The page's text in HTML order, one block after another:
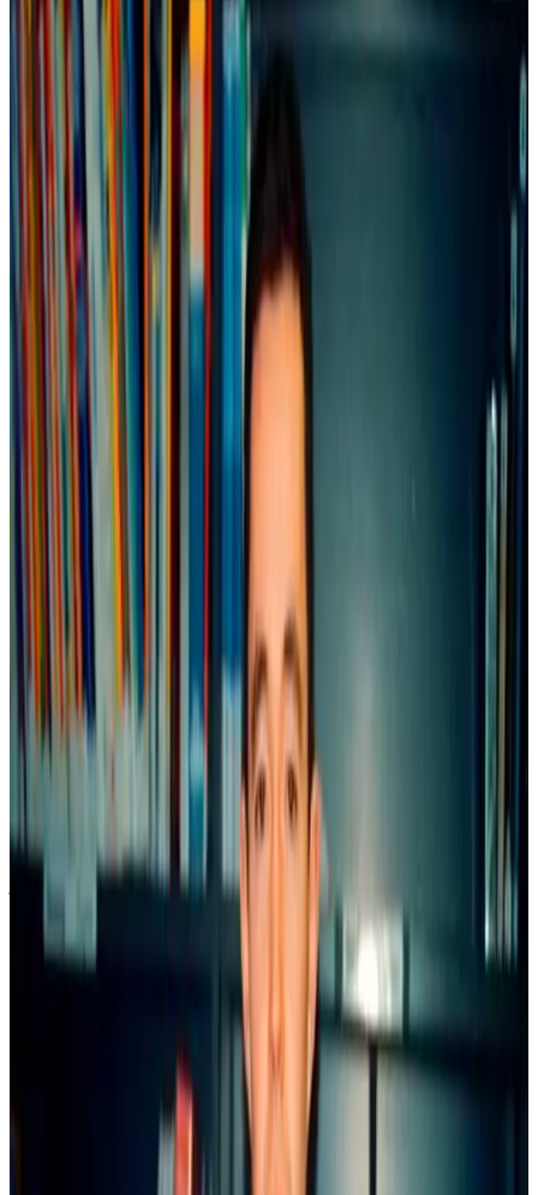
Berzh en devoa graet albom kentañ Boulig & Billig "Sell 'ta !" troet
e brezhoneg - ar 25vet e galleg avat - gant tud ar c'hevredad
"Bannoù-heol", kement ha ken bihan ken o deus lakaet e-barzh o
soñj treiñ un all c'hoazh. Ha n'eo ket forzh peseurt hini pa'z eo gwir
eo an hini diwezhañ deuet er-maez eus ti Dargaud : an 28vet, "Ar
pevar amzer".
Ur c'hevredad eo, savet dindan lezenn 1901, krouet e miz Genver
1999 gant Arno Elegoed hag e vreur Padrig. Pal o c'hevredad a zo
sevel levrioù evit plijadur ar vugale a oar lenn, e brezhoneg evel-
just. Un tammig evel bandennoù-treset Keit vimp bev gant
heuliadoù Buddy Longway, Yakari hag An Here gant heuliad Tintin,
daou di-embann brudet war al levrioù evit ar vugale.
Soñjal a ra da Arno ha da Badrig ne vo graet james a-walc'h a
levrioù e brezhoneg. Setu e reont o seizh gwellañ evit lakaat levrioù
all c'hoazh etre daouarn ar re yaouank.
Ne c'haller prenañ al levrioù nemet dre urzhiañ anezho e ti Bannoù-
heol avat, 140, straed Pont-'n-Abad, 29000 Kemper, pe war ar
Genrouedad. 55,60 L e kousto d'an den, lakaet 13,80 L evit ar
frejoù-kas, nemet ho pefe c'hoant da brenañ meur a skouerenn a vo
graet ur priz deoc'h, neuze e vo ret deoc'h mont e darempred ganto.